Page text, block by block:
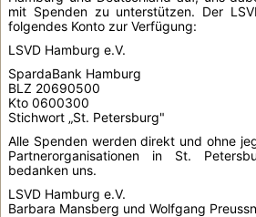
mit Spenden zu unterstützen. Der
folgendes Konto zur Verfügung:
LSVD Hamburg e.V.
SpardaBank Hamburg
BLZ 20690500
Kto 0600300
Stichwort „St. Petersburg"
Alle Spenden werden direkt und ohne
Partnerorganisationen in St.
bedanken uns.
LSVD Hamburg e.V.
Barbara Mansberg und Wolfgang